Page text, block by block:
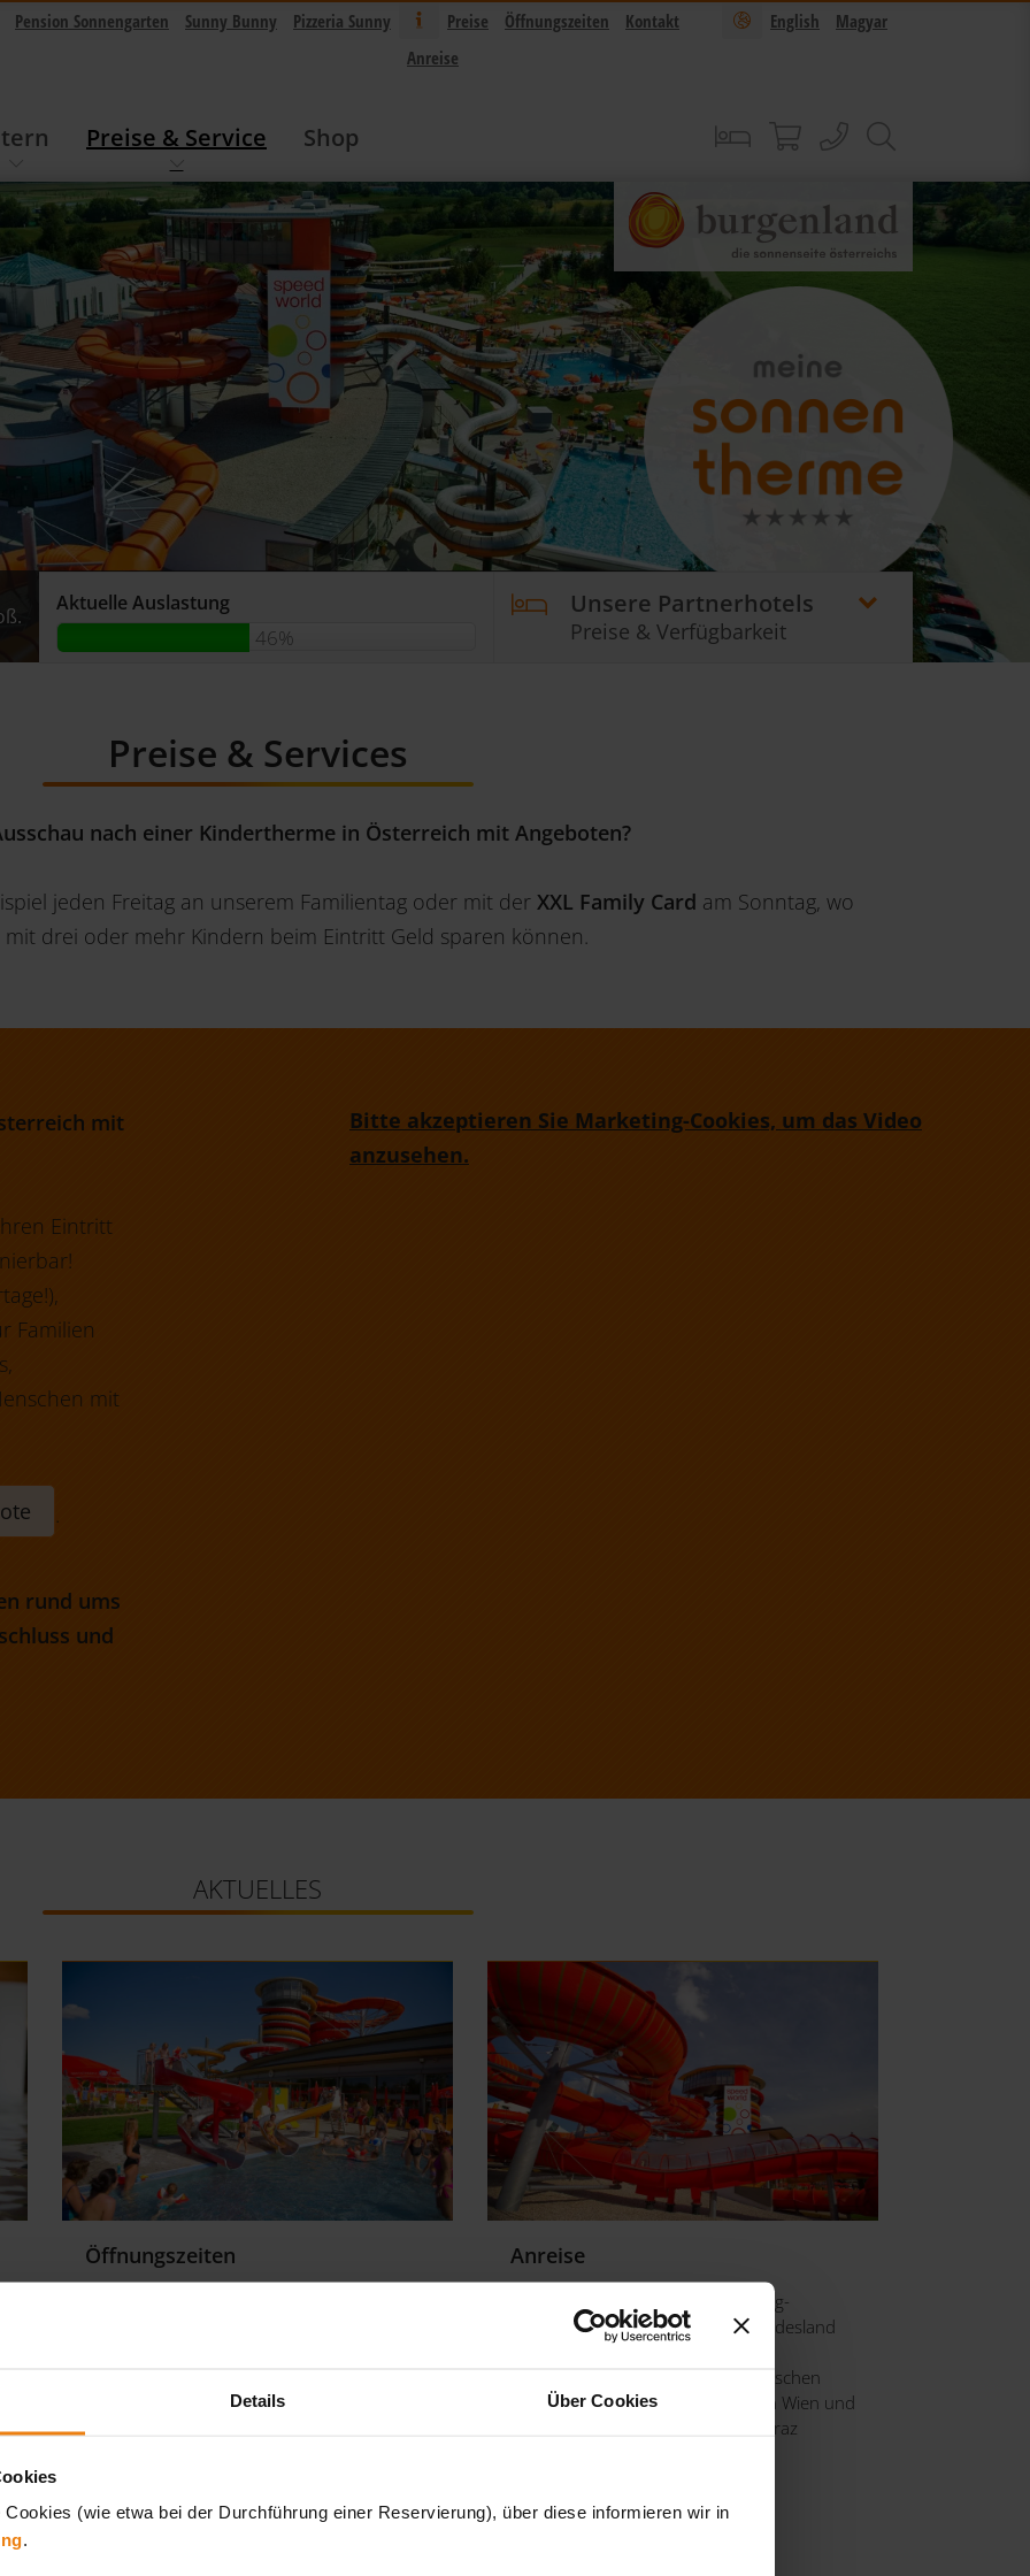
Details Über Cookies
(wie etwa bei der Durchführung einer Reservierung), über diese informieren wir in
.
Pension Sonnengarten Sunny Bunny Pizzeria Sunny English Magyar
Preise Öffnungszeiten
Kontakt
Anreise
Preise & Service Shop BuchenSonnentherme Shop
anrufen
Aktuelle Auslastung
46%
Unsere Partnerhotels
Preise & Verfügbarkeit
Preise & Services
nach einer Kindertherme in Österreich mit Angeboten?
jeden Freitag an unserem Familientag oder mit der XXL Family Card am Sonntag, wo
mit drei oder mehr Kindern beim Eintritt Geld sparen können.
mit
Eintritt
Familien
mit
rund ums
und
Bitte akzeptieren Sie Marketing-Cookies, um das Video
anzusehen.
AKTUELLES
Öffnungszeiten
9.00 bis 22.00 Uhr
Anreise
Die Sonnentherme Lutzmannsburg-
Frankenau liegt im östlichsten Bundesland
Österreichs, dem Sonnenland
Mittelburgenland, nahe der ungarischen
Grenze, etwa eine Autostunde von Wien und
etwas mehr als eine Stunde von Graz